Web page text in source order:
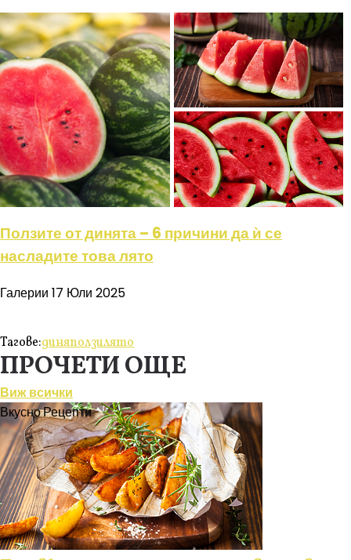
Ползите от динята – 6 причини да ѝ се
насладите това лято
Галерии 17 Юли 2025
Тагове:диняползилято
ПРОЧЕТИ ОЩЕ
Виж всички
ВкусноРецепти